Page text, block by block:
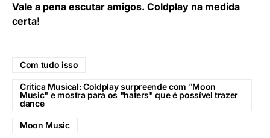
Vale a pena escutar amigos. Coldplay na medida
certa!
Com tudo isso
Critica Musical: Coldplay surpreende com "Moon
Music" e mostra para os "haters" que é possível trazer
dance
Moon Music